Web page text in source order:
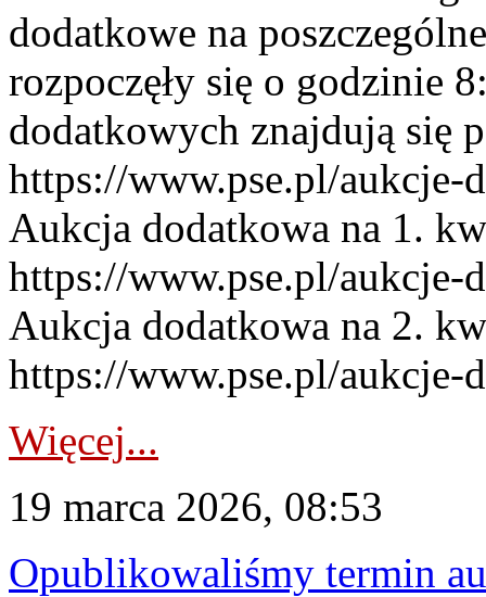
dodatkowe na
rozpoczęły się o godzinie
dodatkowych znajdują się
https://www.pse.pl/
Aukcja dodatkowa na 1.
https://www.pse.pl/
Aukcja dodatkowa na 2.
https://www.pse.pl/aukcje-
Więcej...
19 marca 2026, 08:53
Opublikowaliśmy termin